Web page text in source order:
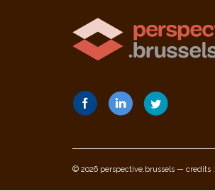
© 2026 perspective.brussels — credits :